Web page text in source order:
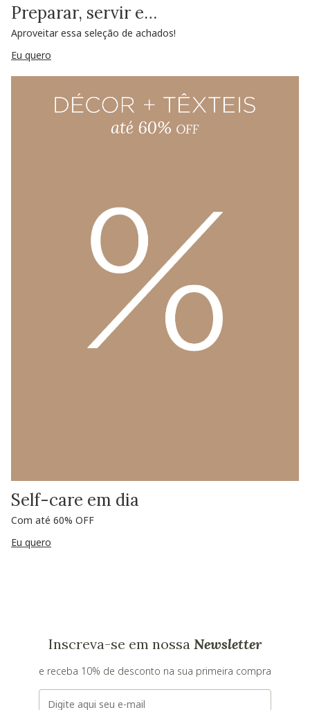
Preparar, servir e…
Aproveitar essa seleção de achados!
Eu quero
Self-care em dia
Com até 60% OFF
Eu quero
Inscreva-se em nossa Newsletter
e receba 10% de desconto na sua primeira compra
E-mail